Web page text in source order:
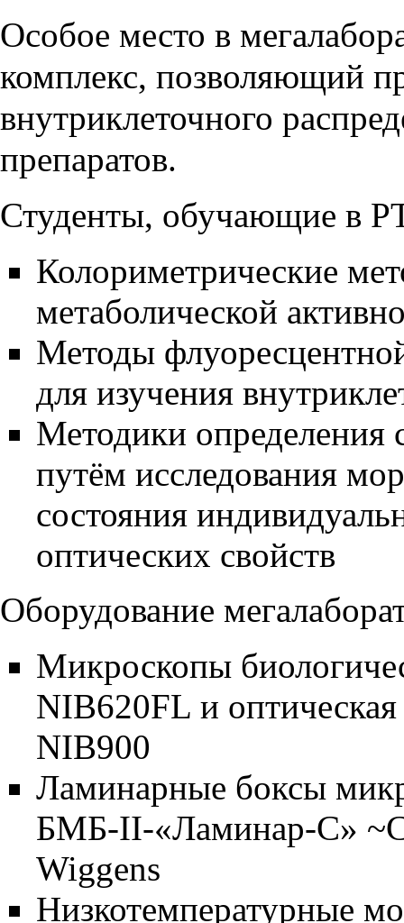
Особое место в
комплекс, позволяющий
внутриклеточного
препаратов.
Студенты, обучающие в
Колориметрические
метаболической
Методы
для изучения
Методики определения
путём исследования
состояния
оптических свойств
Оборудование
Микроскопы
NIB620FL и
NIB900
Ламинарные боксы
БМБ-II-«Ламинар-С»
Wiggens
Низкотемпературные